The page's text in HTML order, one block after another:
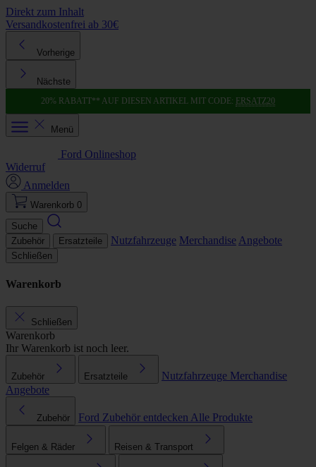
Direkt zum Inhalt
Versandkostenfrei ab 30€
Vorherige
Nächste
20% RABATT** AUF DIESEN ARTIKEL MIT CODE: ERSATZ20
Menü
Ford Onlineshop
Widerruf
Anmelden
Warenkorb 0
Suche
Zubehör
Ersatzteile Nutzfahrzeuge Merchandise Angebote
Schließen
Warenkorb
Schließen
Warenkorb
Ihr Warenkorb ist noch leer.
Zubehör Ersatzteile Nutzfahrzeuge Merchandise
Angebote
Zubehör Ford Zubehör entdecken Alle Produkte
Felgen & Räder Reisen & Transport